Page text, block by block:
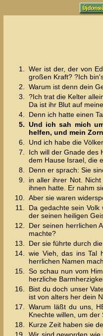
1.
Wer ist der, der von
großen Kraft? ?Ich
2.
Warum ist denn dein
3.
?Ich trat die Kelter
Da ist ihr Blut auf
4.
Denn ich hatte einen
5. Und ich sah mich
helfen, und mein
6.
Und ich habe die
7.
Ich will der Gnade des
dem Hause Israel, die
8.
Denn er sprach: Sie
9.
in aller ihrer Not.
ihnen hatte. Er nahm
10.
Aber sie waren
11.
Da gedachte sein
der seinen heiligen
12.
Der seinen herrlichen
machte?
13.
Der sie führte durch
14.
wie Vieh, das ins Tal
herrlichen Namen
15.
So schau nun vom
herzliche
16.
Bist du doch unser
ist von alters her dein
17.
Warum läßt du uns,
Knechte willen, um der
18.
Kurze Zeit haben sie